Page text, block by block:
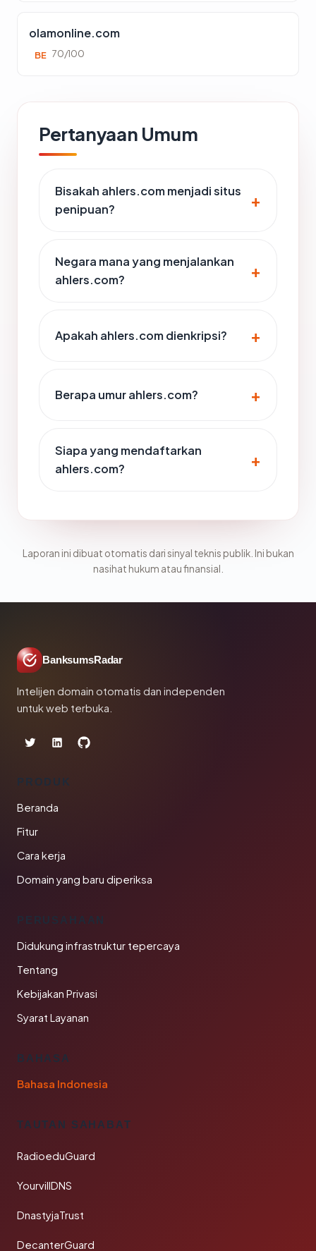
olamonline.com
BE 70/100
Pertanyaan Umum
Bisakah ahlers.com menjadi situs
penipuan?
Negara mana yang menjalankan
ahlers.com?
Apakah ahlers.com dienkripsi?
Berapa umur ahlers.com?
Siapa yang mendaftarkan
ahlers.com?
Laporan ini dibuat otomatis dari sinyal teknis publik. Ini bukan
nasihat hukum atau finansial.
BanksumsRadar
Intelijen domain otomatis dan independen
untuk web terbuka.
PRODUK
Beranda
Fitur
Cara kerja
Domain yang baru diperiksa
PERUSAHAAN
Didukung infrastruktur tepercaya
Tentang
Kebijakan Privasi
Syarat Layanan
BAHASA
Bahasa Indonesia
TAUTAN SAHABAT
RadioeduGuard
YourvillDNS
DnastyjaTrust
DecanterGuard